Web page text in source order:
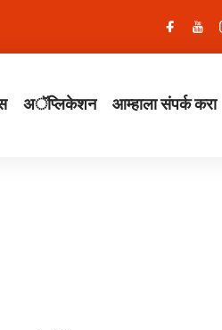
अॅप्लिकेशन आम्हाला संपर्क करा